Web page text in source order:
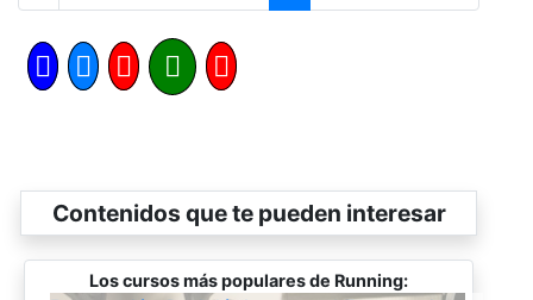
Contenidos que te pueden interesar
Los cursos más populares de Running: